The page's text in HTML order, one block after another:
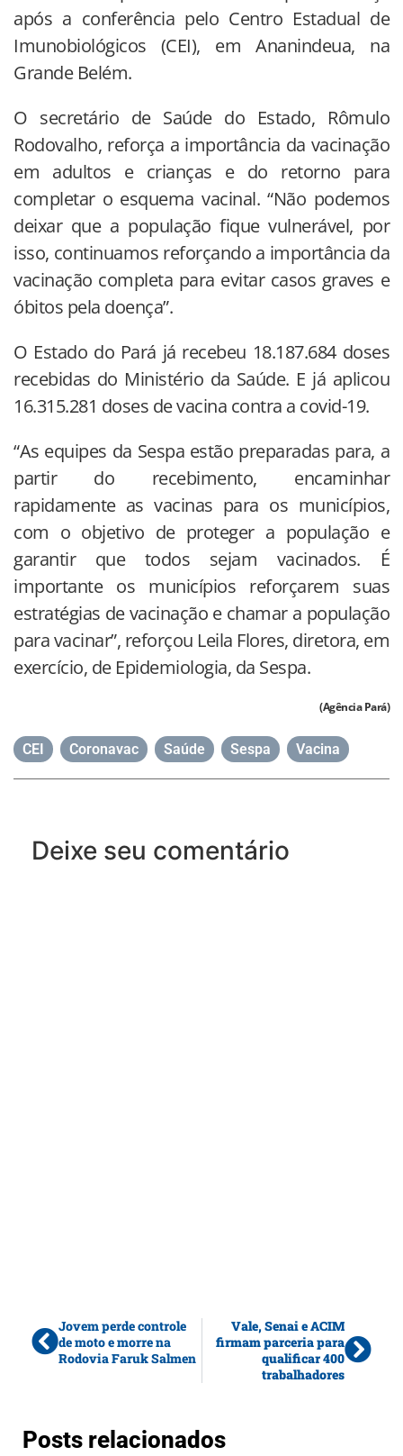
após a conferência pelo Centro Estadual de
Imunobiológicos (CEI), em Ananindeua, na
Grande Belém.
O secretário de Saúde do Estado, Rômulo
Rodovalho, reforça a importância da vacinação
em adultos e crianças e do retorno para
completar o esquema vacinal. “Não podemos
deixar que a população fique vulnerável, por
isso, continuamos reforçando a importância da
vacinação completa para evitar casos graves e
óbitos pela doença”.
O Estado do Pará já recebeu 18.187.684 doses
recebidas do Ministério da Saúde. E já aplicou
16.315.281 doses de vacina contra a covid-19.
“As equipes da Sespa estão preparadas para, a
partir do recebimento, encaminhar
rapidamente as vacinas para os municípios,
com o objetivo de proteger a população e
garantir que todos sejam vacinados. É
importante os municípios reforçarem suas
estratégias de vacinação e chamar a população
para vacinar”, reforçou Leila Flores, diretora, em
exercício, de Epidemiologia, da Sespa.
(Agência Pará)
CEI Coronavac Saúde Sespa Vacina
Deixe seu comentário
Jovem perde controle
de moto e morre na
Rodovia Faruk Salmen
Vale, Senai e ACIM
firmam parceria para
qualificar 400
trabalhadores
Posts relacionados